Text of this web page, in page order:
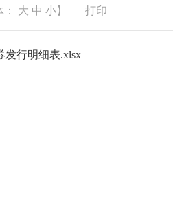
： 大 中 小】 打印
发行明细表.xlsx